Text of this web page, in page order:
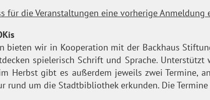
für die Veranstaltungen eine vorherige Anmeldung
bieten wir in Kooperation mit der Backhaus
spielerisch Schrift und Sprache.
Herbst gibt es außerdem jeweils zwei Termine,
rund um die Stadtbibliothek erkunden. Die